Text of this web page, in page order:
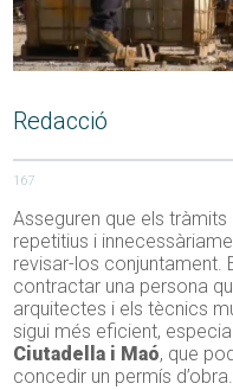
Redacció
167
Asseguren que els
repetitius i
revisar-los conjuntament.
contractar una persona
arquitectes i els tècnics
sigui més eficient,
Ciutadella i Maó, que
concedir un permís d’obra.